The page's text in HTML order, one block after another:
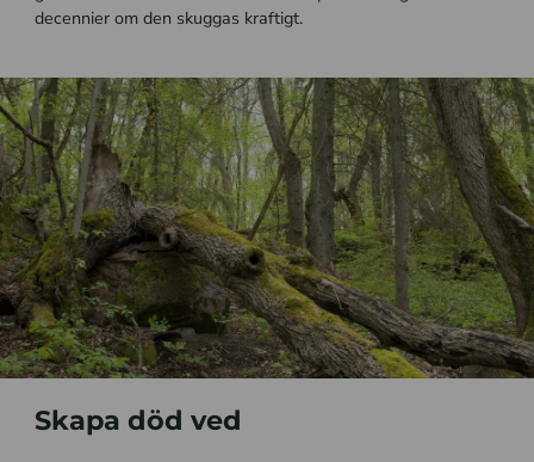
decennier om den skuggas kraftigt.
Skapa död ved